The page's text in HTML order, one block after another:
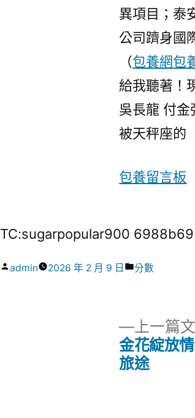
異項目；泰
公司躋身國
（包養網包
給我聽著！
吳長龍 付金
被天秤座的
包養留言板
TC:sugarpopular900
作
admin 2026 年 2 月 9 日
分
分數
上一篇
金花綻放
旅途